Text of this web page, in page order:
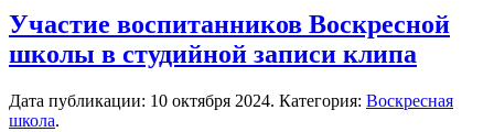
Участие воспитанников Воскресной
школы в студийной записи клипа
Дата публикации: 10 октября 2024. Категория: Воскресная
школа.